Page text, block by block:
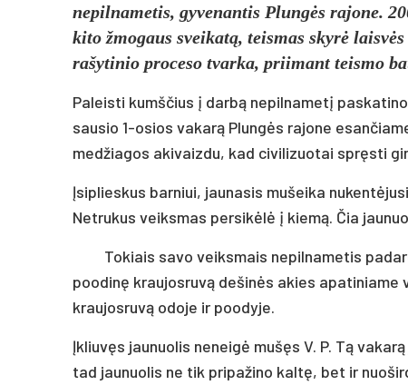
nepilnametis, gyvenantis Plungės rajone.
kito žmogaus sveikatą, teismas skyrė
rašytinio proceso tvarka, priimant teismo
Paleisti kumščius į darbą nepilnametį
sausio 1-osios vakarą Plungės rajone
medžiagos akivaizdu, kad civilizuotai spręsti
Įsiplieskus barniui, jaunasis mušeika
Netrukus veiksmas persikėlė į kiemą. Čia
Tokiais savo veiksmais nepilnametis
poodinę kraujosruvą dešinės akies
kraujosruvą odoje ir poodyje.
Įkliuvęs jaunuolis neneigė mušęs V. P. Tą
tad jaunuolis ne tik pripažino kaltę, bet ir